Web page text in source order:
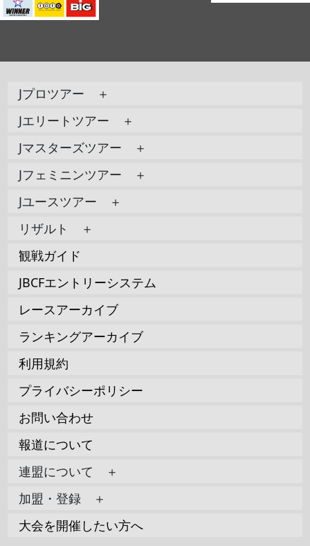
Jプロツアー ＋
Jエリートツアー ＋
Jマスターズツアー ＋
Jフェミニンツアー ＋
Jユースツアー ＋
リザルト ＋
観戦ガイド
JBCFエントリーシステム
レースアーカイブ
ランキングアーカイブ
利用規約
プライバシーポリシー
お問い合わせ
報道について
連盟について ＋
加盟・登録 ＋
大会を開催したい方へ